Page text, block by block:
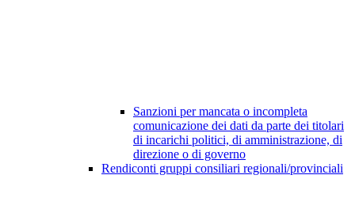
Sanzioni per mancata o incompleta
comunicazione dei dati da parte dei titolari
di incarichi politici, di amministrazione, di
direzione o di governo
Rendiconti gruppi consiliari regionali/provinciali